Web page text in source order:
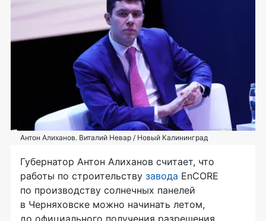
Антон Алиханов. Виталий Невар / Новый Калининград
Губернатор Антон Алиханов считает, что
работы по строительству завода EnCORE
по производству солнечных панелей
в Черняховске можно начинать летом,